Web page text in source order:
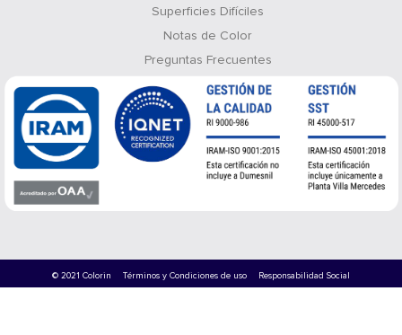
Superficies Difíciles
Notas de Color
Preguntas Frecuentes
© 2021 Colorin Términos y Condiciones de uso Responsabilidad Social